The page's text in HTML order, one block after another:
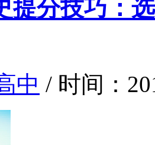
提分技巧：
中 / 时间：